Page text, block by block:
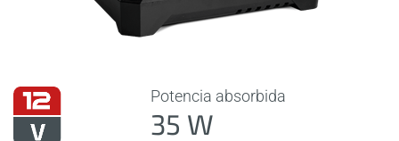
Potencia absorbida
35 W